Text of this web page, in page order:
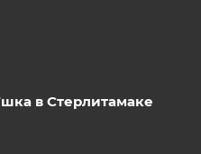
в Стерлитамаке